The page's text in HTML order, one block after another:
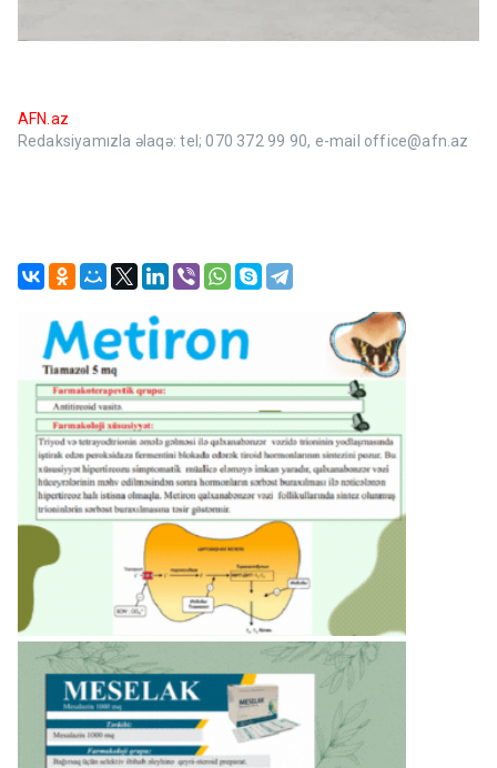
AFN.az
Redaksiyamızla əlaqə: tel; 070 372 99 90, e-mail office@afn.az